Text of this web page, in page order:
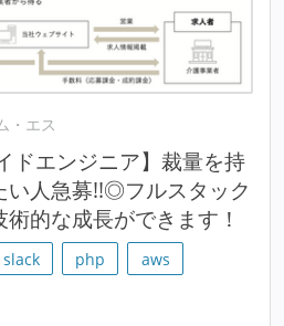
・エス
ドエンジニア】裁量を持
い人急募!!◎フルスタック
的な成長ができます！
slack php
aws